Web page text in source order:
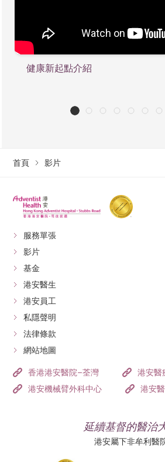
健康新起點介紹
首頁 影片
服務單張
影片
基金
港安醫生
港安員工
私隱聲明
法律條款
網站地圖
香港港安醫院–荃灣
港安醫
港安機械臂外科中心
港安
延續基督的醫治
港安屬下非牟利醫